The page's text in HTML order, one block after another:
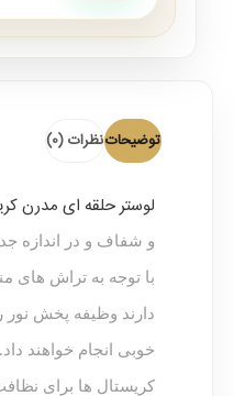
توضیحاتنظرات (0)
لوستر حلقه ای مدرن
با توجه به تراش های
دارند وظیفه پخش نور
خوبی انجام خواهند
کریستال ها برای